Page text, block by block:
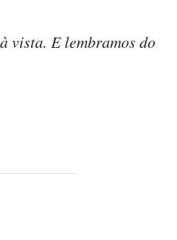
vista. E lembramos do